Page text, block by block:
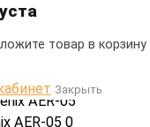
Каталог
товар в корзину
Закрыть
AER-05 0